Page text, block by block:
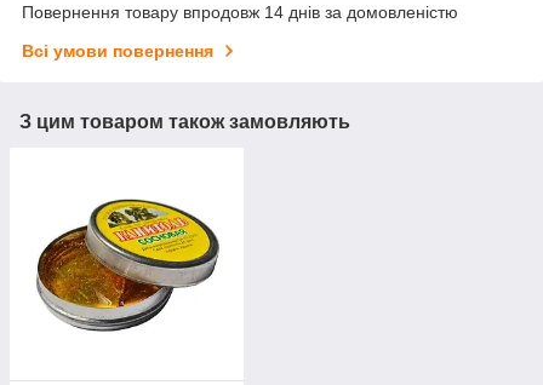
Повернення товару впродовж 14 днів за домовленістю
Всі умови повернення
З цим товаром також замовляють